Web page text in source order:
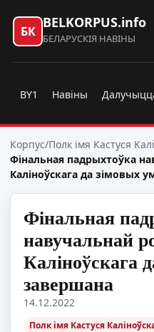
БК
BELKORPUS.info
БЕЛАРУСКІЯ НАВІНЫ
BY1 Навіны
Корпус/Полк імя Кастуся
Фінальная падрыхтоўка
Каліноўскага да зімовых
Фінальная
навучальнай
Каліноўскага
завершана
14.12.2022
Полк імя Кастуся